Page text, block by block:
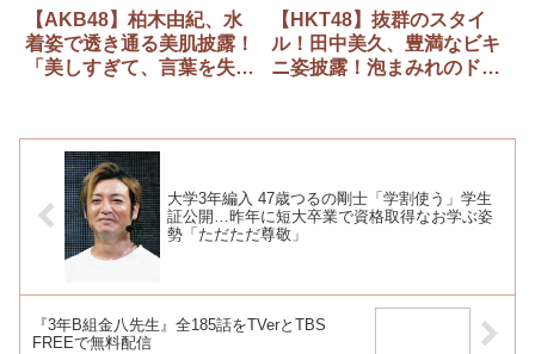
【AKB48】柏木由紀、水
着姿で透き通る美肌披露！
「美しすぎて、言葉を失っ
【HKT48】抜群のスタイ
ル！田中美久、豊満なビキ
ニ姿披露！泡まみれのドキ
大学3年編入 47歳つるの剛士「学割使う」学生
証公開…昨年に短大卒業で資格取得なお学ぶ姿
勢「ただただ尊敬」
『3年B組金八先生』全185話をTVerとTBS
FREEで無料配信